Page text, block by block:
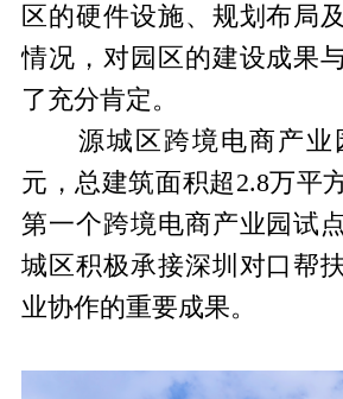
区的硬件设施、规划布局
情况，对园区的建设成果
了充分肯定。
源城区跨境电商产业
元，总建筑面积超2.8万平
第一个跨境电商产业园试
城区积极承接深圳对口帮
业协作的重要成果。